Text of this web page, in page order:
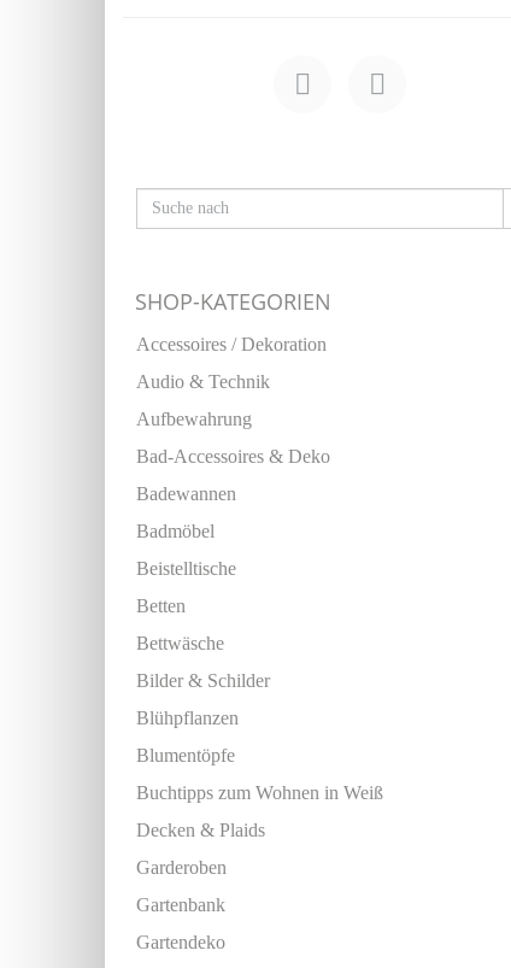
SHOP-KATEGORIEN
Accessoires / Dekoration
Audio & Technik
Aufbewahrung
Bad-Accessoires & Deko
Badewannen
Badmöbel
Beistelltische
Betten
Bettwäsche
Bilder & Schilder
Blühpflanzen
Blumentöpfe
Buchtipps zum Wohnen in Weiß
Decken & Plaids
Garderoben
Gartenbank
Gartendeko